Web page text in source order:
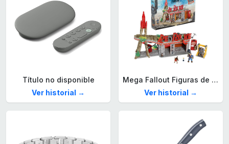
Título no disponible
Ver historial →
Mega Fallout Figuras de acción y Juguetes de construcción, Parada de Camiones Red Rocket con 824 Piezas, 2 Personajes articulados y Accesorios, para coleccionistas, HXT00
Ver historial →